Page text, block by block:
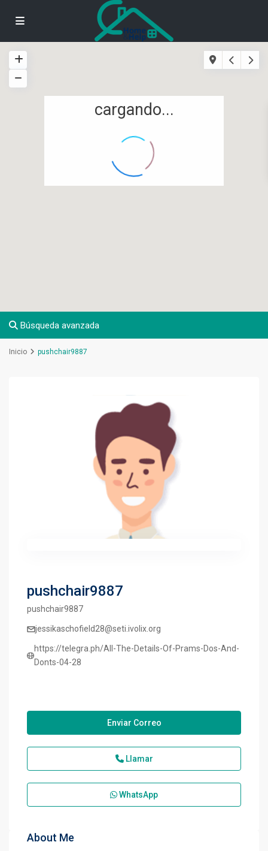
cargando...
Búsqueda avanzada
Inicio pushchair9887
pushchair9887
pushchair9887
jessikaschofield28@seti.ivolix.org
https://telegra.ph/All-The-Details-Of-Prams-Dos-And-
Donts-04-28
Enviar Correo
Llamar
WhatsApp
About Me